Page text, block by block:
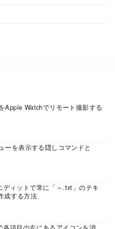
Apple Watchでリモート撮影する
ーを表示する隠しコマンドと
ディットで常に「～.txt」のテキ
成する方法
各項目の左にあるアイコンを消